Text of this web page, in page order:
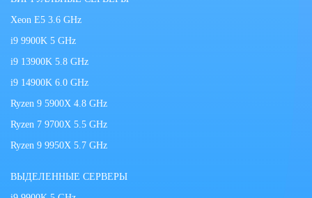
Xeon E5 3.6 GHz
i9 9900K 5 GHz
i9 13900K 5.8 GHz
i9 14900K 6.0 GHz
Ryzen 9 5900X 4.8 GHz
Ryzen 7 9700X 5.5 GHz
Ryzen 9 9950X 5.7 GHz
ВЫДЕЛЕННЫЕ СЕРВЕРЫ